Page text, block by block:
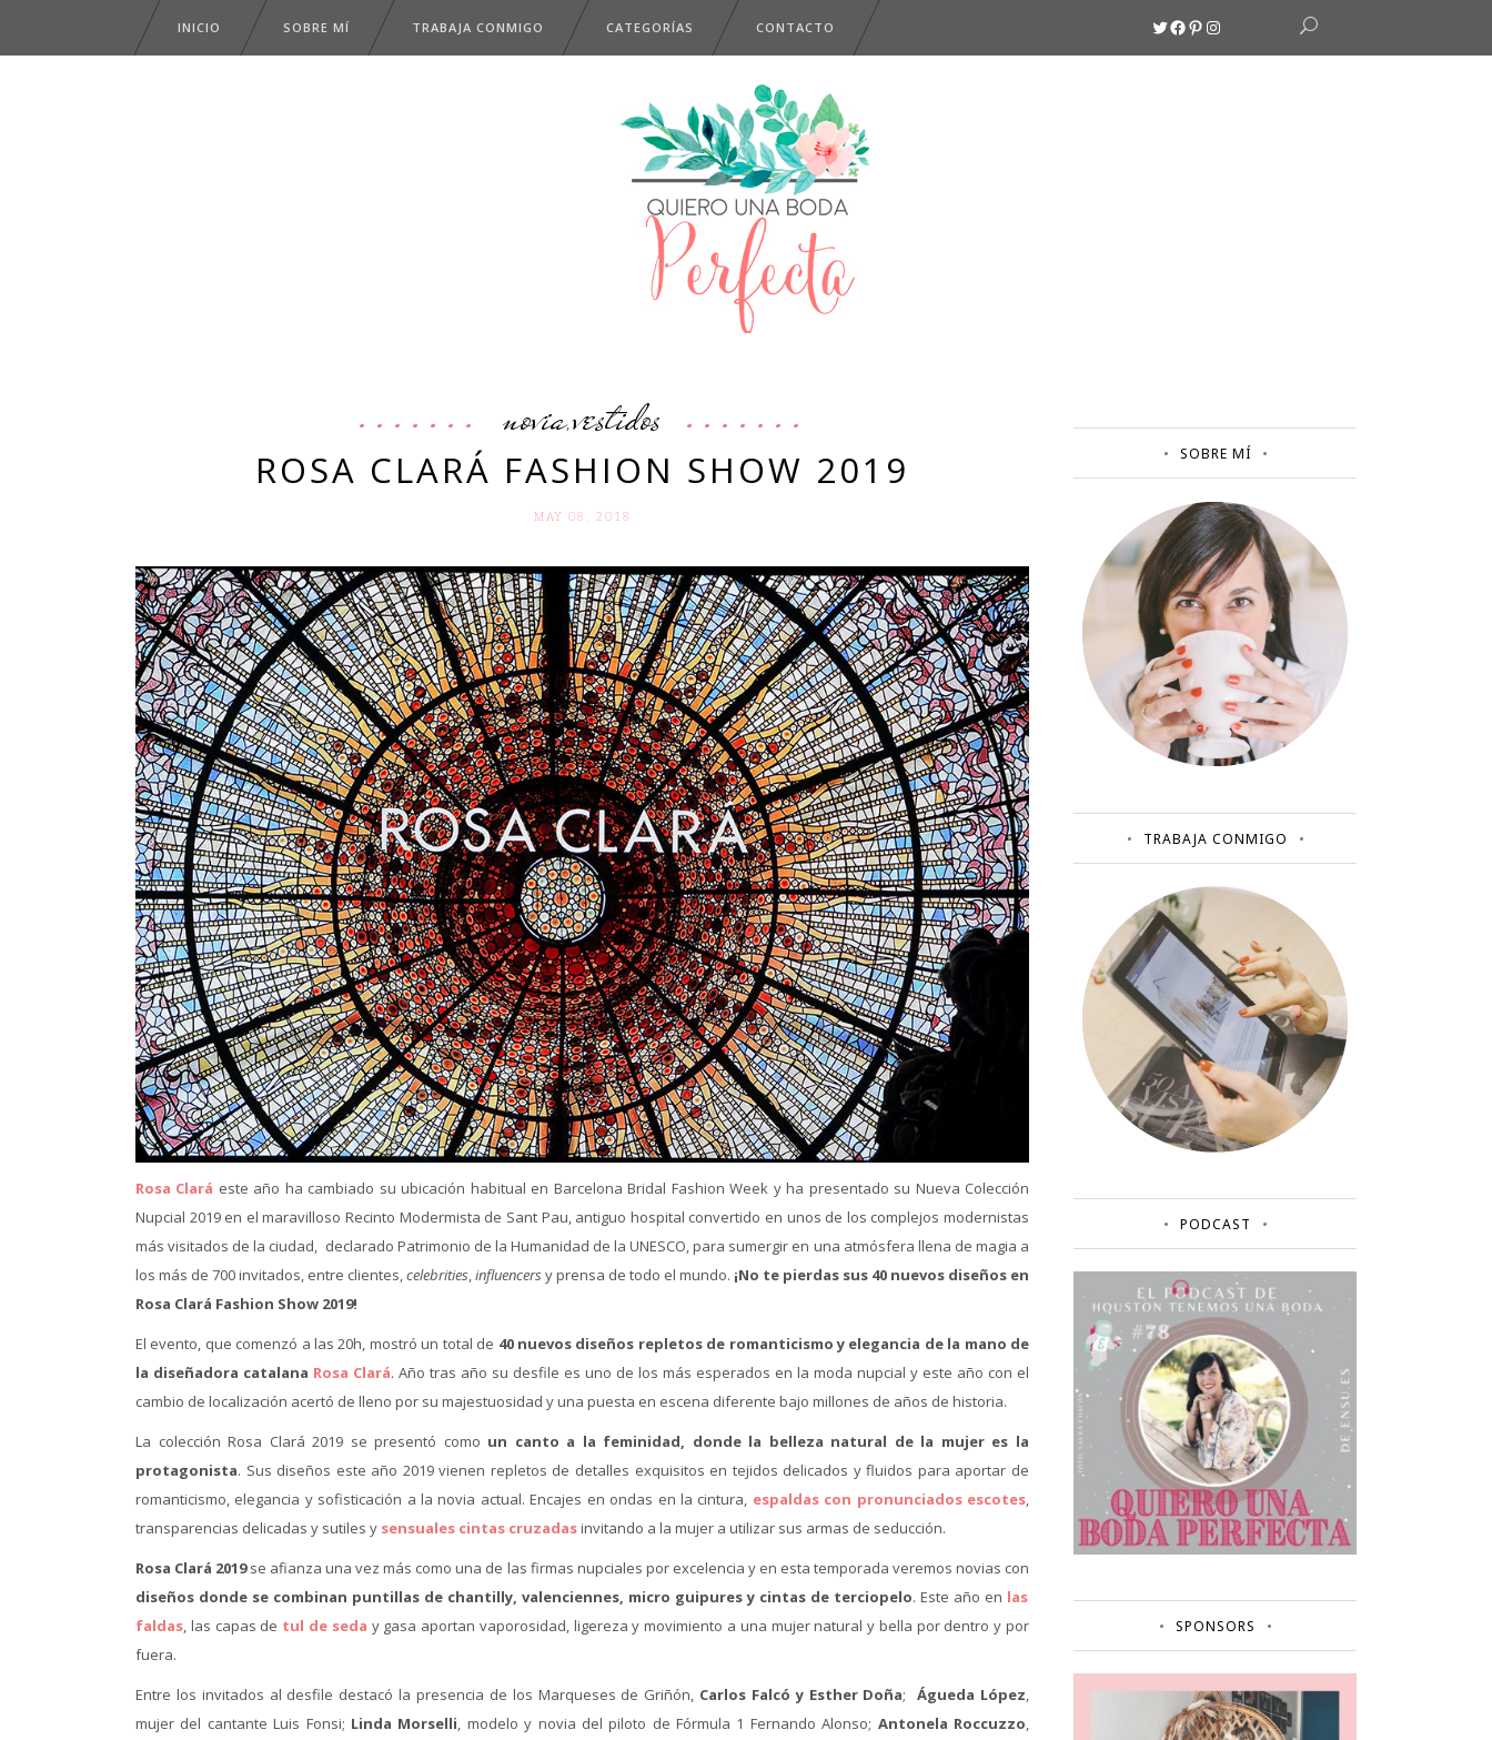
INICIO SOBRE MÍ TRABAJA CONMIGO CATEGORÍAS CONTACTO Twitter
Facebook
Pinterest
Instagram
novia,vestidos
ROSA CLARÁ FASHION SHOW 2019
MAY 08. 2018
Rosa Clará este año ha cambiado su ubicación habitual en Barcelona Bridal Fashion Week y ha presentado su Nueva Colección
Nupcial 2019 en el maravilloso Recinto Modermista de Sant Pau, antiguo hospital convertido en unos de los complejos modernistas
más visitados de la ciudad, declarado Patrimonio de la Humanidad de la UNESCO, para sumergir en una atmósfera llena de magia a
los más de 700 invitados, entre clientes,celebrities,influencersy prensa de todo el mundo. ¡No te pierdas sus 40 nuevos diseños en
Rosa Clará Fashion Show 2019!
El evento, que comenzó a las 20h, mostró un total de 40 nuevos diseños repletos de romanticismo y elegancia de la mano de
la diseñadora catalana Rosa Clará. Año tras año su desfile es uno de los más esperados en la moda nupcial y este año con el
cambio de localización acertó de lleno por su majestuosidad y una puesta en escena diferente bajo millones de años de historia.
La colección Rosa Clará 2019 se presentó como un canto a la feminidad, donde la belleza natural de la mujer es la
protagonista. Sus diseños este año 2019 vienen repletos de detalles exquisitos en tejidos delicados y fluidos para aportar de
romanticismo, elegancia y sofisticación a la novia actual. Encajes en ondas en la cintura, espaldas con pronunciados escotes,
transparencias delicadas y sutiles y sensuales cintas cruzadasinvitando a la mujer a utilizar sus armas de seducción.
Rosa Clará 2019se afianza una vez más como una de las firmas nupciales por excelencia y en esta temporada veremos novias con
diseños donde se combinan puntillas de chantilly, valenciennes, micro guipures y cintas de terciopelo. Este año en las
faldas, las capas de tul de seda y gasa aportan vaporosidad, ligereza y movimiento a una mujer natural y bella por dentro y por
fuera.
Entre los invitados al desfile destacó la presencia de los Marqueses de Griñón, Carlos Falcó y Esther Doña;Águeda López,
mujer del cantante Luis Fonsi; Linda Morselli, modelo y novia del piloto de Fórmula 1 Fernando Alonso; Antonela Roccuzzo,
SOBRE MÍ
TRABAJA CONMIGO
PODCAST
SPONSORS